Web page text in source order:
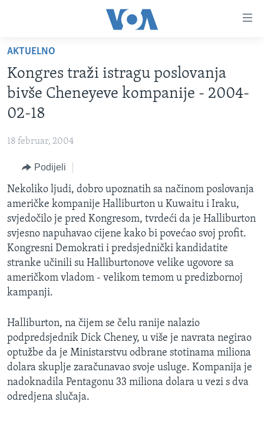
glavni
sadržaj
Pređi
na
glavnu
Idi
pretragu
VIDEO
FOTOGRAFIJE DANA
SJEDINJENE AMERIČKE DRŽAVE
BOSNA I HERCEGOVINA
SVIJET
NAUKA I TEHNOLOGIJA
SPECIJALNI PROJEKTI
KORUPCIJA
SLOBODA MEDIJA
ŽENSKA STRANA
IZBJEGLIČKA STRANA
MAGAZIN
O GLASU AMERIKE
Learning English
PRATITE NAS
AKTUELNO
Kongres traži istragu poslovanja
bivše Cheneyeve kompanije - 2004-
02-18
18 februar, 2004
Podijeli
Nekoliko ljudi, dobro upoznatih sa načinom poslovanja
američke kompanije Halliburton u Kuwaitu i Iraku,
svjedočilo je pred Kongresom, tvrdeći da je Halliburton
svjesno napuhavao cijene kako bi povećao svoj profit.
Kongresni Demokrati i predsjednički kandidatite
stranke učinili su Halliburtonove velike ugovore sa
američkom vladom - velikom temom u predizbornoj
kampanji.
Halliburton, na čijem se čelu ranije nalazio
podpredsjednik Dick Cheney, u više je navrata negirao
optužbe da je Ministarstvu odbrane stotinama miliona
dolara skuplje zaračunavao svoje usluge. Kompanija je
nadoknadila Pentagonu 33 miliona dolara u vezi s dva
odredjena slučaja.